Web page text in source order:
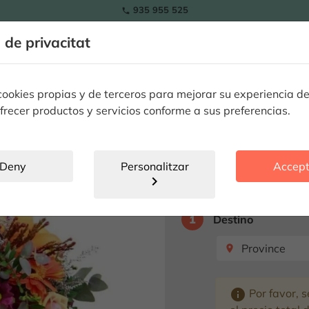
de privacitat
propias y de terceros para mejorar su experiencia
productos y servicios conforme a sus preferencias.
Deny Personalitzar
chevron_right
 935 955 525
Tulipes Flors
Pack
Seleccione
1 Destino
place Province
info Por favor,